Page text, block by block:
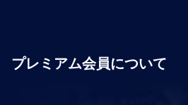
プレミアム会員について